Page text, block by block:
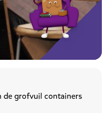
de grofvuil containers